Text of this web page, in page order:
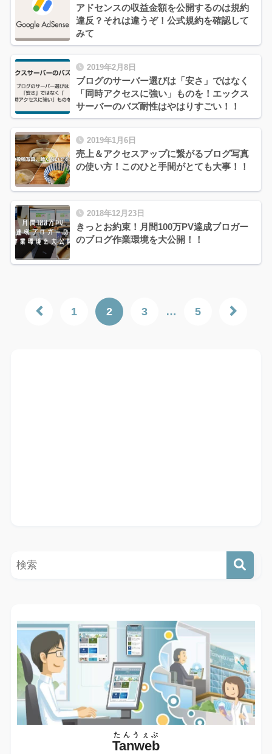
アドセンスの収益金額を公開するのは規約
違反？それは違うぞ！公式規約を確認して
みて
2019年2月8日
ブログのサーバー選びは「安さ」ではなく
「同時アクセスに強い」ものを！エックス
サーバーのバズ耐性はやはりすごい！！
2019年1月6日
売上＆アクセスアップに繋がるブログ写真
の使い方！このひと手間がとても大事！！
2018年12月23日
きっとお約束！月間100万PV達成ブロガー
のブログ作業環境を大公開！！
1 2 3 … 5
Tanweb
たんうぇぶ